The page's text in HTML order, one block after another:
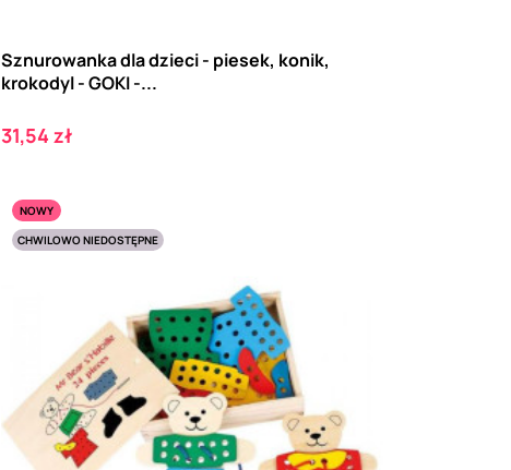
Sznurowanka dla dzieci - piesek, konik,
krokodyl - GOKI -...
Cena
31,54 zł
NOWY
CHWILOWO NIEDOSTĘPNE